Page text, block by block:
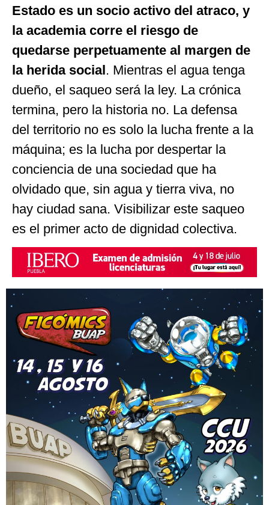
Estado es un socio activo del atraco, y
la academia corre el riesgo de
quedarse perpetuamente al margen de
la herida social. Mientras el agua tenga
dueño, el saqueo será la ley. La crónica
termina, pero la historia no. La defensa
del territorio no es solo la lucha frente a la
máquina; es la lucha por despertar la
conciencia de una sociedad que ha
olvidado que, sin agua y tierra viva, no
hay ciudad sana. Visibilizar este saqueo
es el primer acto de dignidad colectiva.